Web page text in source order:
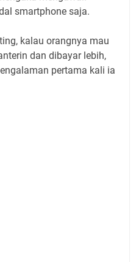
smartphone saja.
kalau orangnya mau
dan dibayar lebih,
pertama kali ia